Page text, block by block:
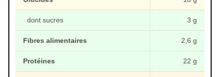
dont sucres 3 g
Fibres alimentaires 2,6 g
Protéines 22 g